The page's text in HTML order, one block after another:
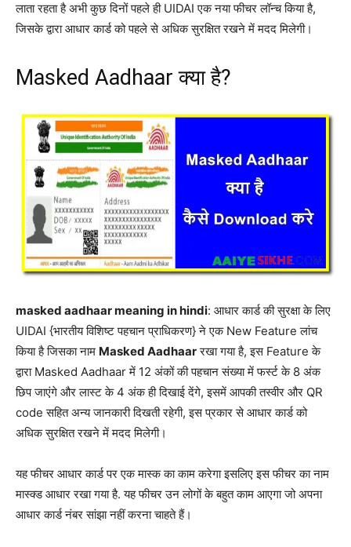
लाता रहता है अभी कुछ दिनों पहले ही UIDAI एक नया फीचर लॉन्च किया है,
जिसके द्वारा आधार कार्ड को पहले से अधिक सुरक्षित रखने में मदद मिलेगी।
Masked Aadhaar क्या है?
masked aadhaar meaning in hindi: आधार कार्ड की सुरक्षा के लिए
UIDAI {भारतीय विशिष्ट पहचान प्राधिकरण} ने एक New Feature लांच
किया है जिसका नाम Masked Aadhaarरखा गया है, इस Feature के
द्वारा Masked Aadhaar में 12 अंकों की पहचान संख्या में फर्स्ट के 8 अंक
छिप जाएंगे और लास्ट के 4 अंक ही दिखाई देंगे, इसमें आपकी तस्वीर और QR
code सहित अन्य जानकारी दिखती रहेगी, इस प्रकार से आधार कार्ड को
अधिक सुरक्षित रखने में मदद मिलेगी।
यह फीचर आधार कार्ड पर एक मास्क का काम करेगा इसलिए इस फीचर का नाम
मास्‍क्‍ड आधार रखा गया है. यह फीचर उन लोगों के बहुत काम आएगा जो अपना
आधार कार्ड नंबर सांझा नहीं करना चाहते हैं।